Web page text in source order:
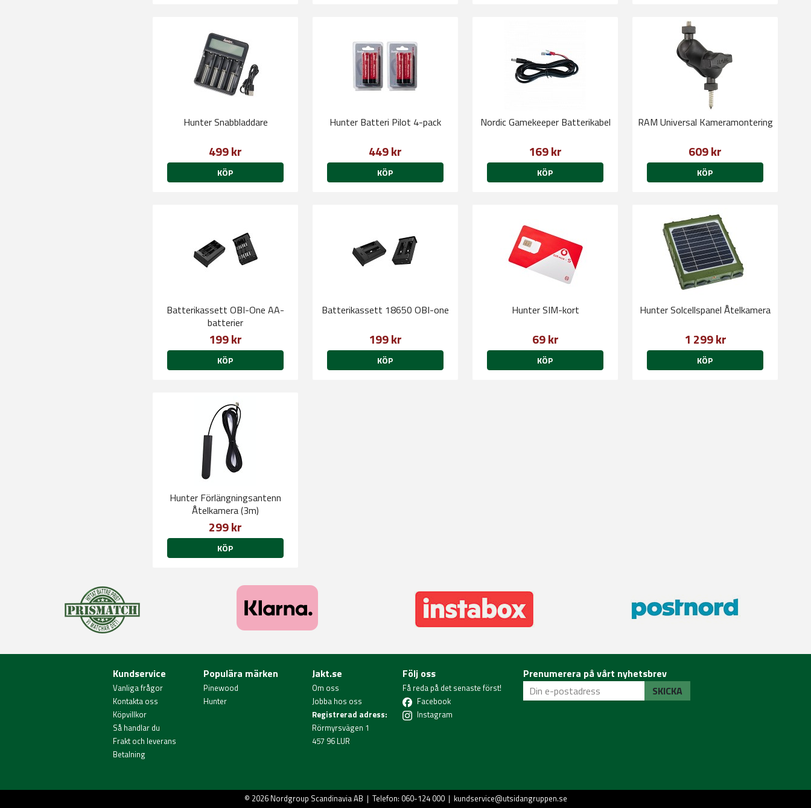
Hunter Snabbladdare
499 kr
KÖP
Hunter Batteri Pilot 4-pack
449 kr
KÖP
Nordic Gamekeeper Batterikabel
169 kr
KÖP
RAM Universal Kameramontering
609 kr
KÖP
Batterikassett OBI-One AA-
batterier
199 kr
KÖP
Batterikassett 18650 OBI-one
199 kr
KÖP
Hunter SIM-kort
69 kr
KÖP
Hunter Solcellspanel Åtelkamera
1 299 kr
KÖP
Hunter Förlängningsantenn
Åtelkamera (3m)
299 kr
KÖP
Kundservice
Vanliga frågor
Kontakta oss
Köpvillkor
Så handlar du
Frakt och leverans
Betalning
Populära märken
Pinewood
Hunter
Jakt.se
Om oss
Jobba hos oss
Registrerad adress:
Rörmyrsvägen 1
457 96 LUR
Följ oss
Få reda på det senaste först!
Facebook
Instagram
Prenumerera på vårt nyhetsbrev
SKICKA
© 2026 Nordgroup Scandinavia AB | Telefon: 060-124 000 | kundservice@utsidangruppen.se